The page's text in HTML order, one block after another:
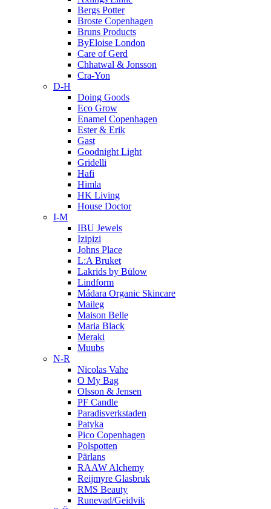
Bergs Potter
Broste Copenhagen
Bruns Products
ByEloise London
Care of Gerd
Chhatwal & Jonsson
Cra-Yon
D-H
Doing Goods
Eco Grow
Enamel Copenhagen
Ester & Erik
Gast
Goodnight Light
Gridelli
Hafi
Himla
HK Living
House Doctor
I-M
IBU Jewels
Izipizi
Johns Place
L:A Bruket
Lakrids by Bülow
Lindform
Mádara Organic Skincare
Maileg
Maison Belle
Maria Black
Meraki
Muubs
N-R
Nicolas Vahe
O My Bag
Olsson & Jensen
PF Candle
Paradisverkstaden
Patyka
Pico Copenhagen
Polspotten
Pärlans
RAAW Alchemy
Reijmyre Glasbruk
RMS Beauty
Runevad/Geidvik